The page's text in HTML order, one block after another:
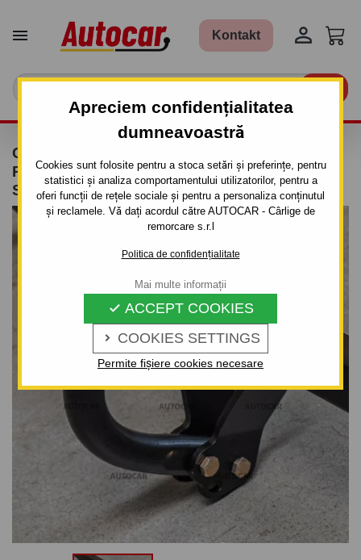
Apreciem confidențialitatea
dumneavoastră
Cookies sunt folosite pentru a stoca setări și preferințe, pentru
statistici și analiza comportamentului utilizatorilor, pentru a
oferi funcții de rețele sociale și pentru a personaliza conținutul
și reclamele. Vă dați acordul către AUTOCAR - Cârlige de
remorcare s.r.l
Politica de confidențialitate
 COOKIES SETTINGS
 ACCEPT COOKIES
Permite fișiere cookies necesare
Mai multe informații
 Kontakt 
CÂRLIG DE REMORCARE PENTRU
PEUGEOT 106 - 3/5UŞI., ( 1A, 1C ) - SISTEM
SEMIDEMONTABIL -CU ŞURUBURI